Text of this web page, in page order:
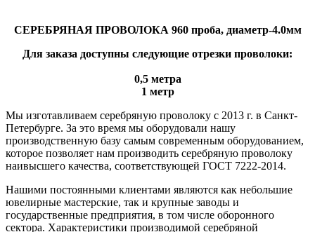
СЕРЕБРЯНАЯ ПРОВОЛОКА 960 проба, диаметр-4.0мм
Для заказа доступны следующие отрезки проволоки:
0,5 метра
1 метр
Мы изготавливаем серебряную проволоку с 2013 г. в Санкт-
Петербурге. За это время мы оборудовали нашу
производственную базу самым современным оборудованием,
которое позволяет нам производить серебряную проволоку
наивысшего качества, соответствующей ГОСТ 7222-2014.
Нашими постоянными клиентами являются как небольшие
ювелирные мастерские, так и крупные заводы и
государственные предприятия, в том числе оборонного
сектора. Характеристики производимой серебряной